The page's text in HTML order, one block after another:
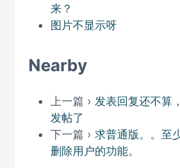
来？
图片不显示呀
Nearby
上一篇 › 发表回复还不算
发帖了
下一篇 › 求普通版。。至
删除用户的功能。